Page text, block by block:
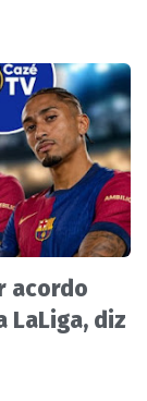
acordo
LaLiga, diz